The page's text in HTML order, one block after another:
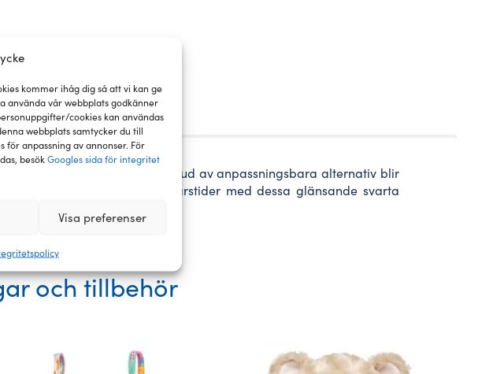
kommer ihåg dig så att vi kan ge
använda vår webbplats godkänner
cookies kan användas
webbplats samtycker du till
anpassning av annonser. För
besök Googles sida för integritet
Visa preferenser
vän. Med ett brett utbud av anpassningsbara alternativ blir
och torra under alla årstider med dessa glänsande svarta
måste för din lurvig vän.
och tillbehör